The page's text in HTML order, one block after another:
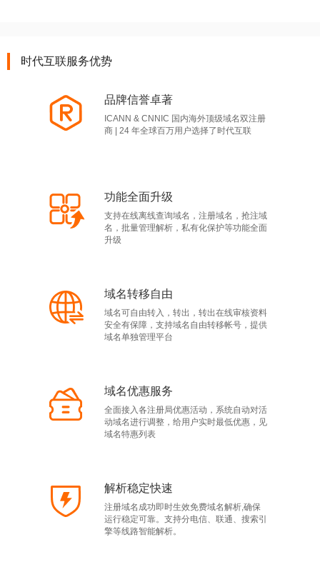
时代互联服务优势
品牌信誉卓著
ICANN & CNNIC 国内海外顶级域名双注册
商 | 24 年全球百万用户选择了时代互联
功能全面升级
支持在线离线查询域名，注册域名，抢注域
名，批量管理解析，私有化保护等功能全面
升级
域名转移自由
域名可自由转入，转出，转出在线审核资料
安全有保障，支持域名自由转移帐号，提供
域名单独管理平台
域名优惠服务
全面接入各注册局优惠活动，系统自动对活
动域名进行调整，给用户实时最低优惠，见
域名特惠列表
解析稳定快速
注册域名成功即时生效免费域名解析,确保
运行稳定可靠。支持分电信、联通、搜索引
擎等线路智能解析。